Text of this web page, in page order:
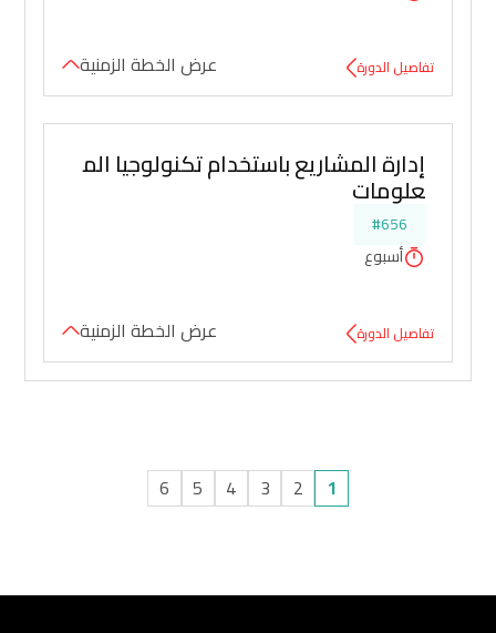
تفاصيل الدورة عرض الخطة الزمنية
إدارة المشاريع باستخدام تكنولوجيا الم
علومات
#656
أسبوع
تفاصيل الدورة عرض الخطة الزمنية
1
2
3
4
5
6